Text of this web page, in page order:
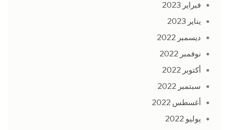
فبراير 2023
يناير 2023
ديسمبر 2022
نوفمبر 2022
أكتوبر 2022
سبتمبر 2022
أغسطس 2022
يوليو 2022